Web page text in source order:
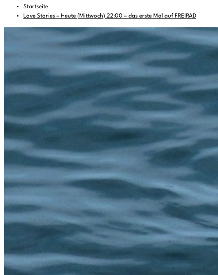
Startseite
Love Stories – Heute (Mittwoch) 22:00 – das erste Mal auf FREIRAD